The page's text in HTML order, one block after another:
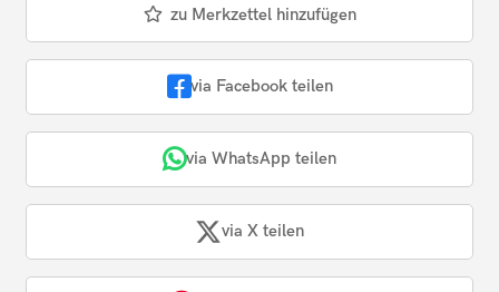
zu Merkzettel hinzufügen
via Facebook teilen
via WhatsApp teilen
via X teilen